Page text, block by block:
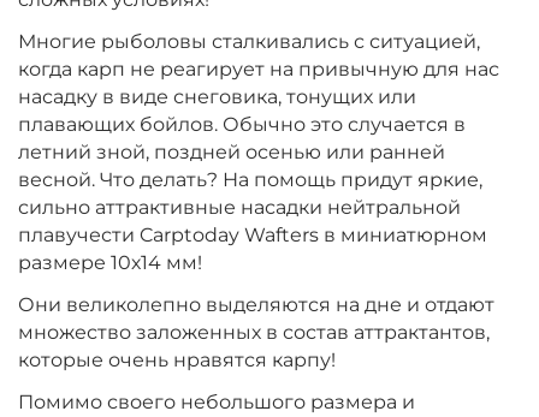
‍399‍ ₽‍469‍ ₽ +
−
Диаметр:
10 х 14 мм
Вкус:
Ананас
10 х 14 мм
Многие рыболовы сталкивались с ситуацией,
когда карп не реагирует на привычную для нас
насадку в виде снеговика, тонущих или
плавающих бойлов. Обычно это случается в
летний зной, поздней осенью или ранней
весной. Что делать? На помощь придут яркие,
сильно аттрактивные насадки нейтральной
плавучести Carptoday Wafters в миниатюрном
размере 10х14 мм!
Они великолепно выделяются на дне и отдают
множество заложенных в состав аттрактантов,
которые очень нравятся карпу!
Помимо своего небольшого размера и